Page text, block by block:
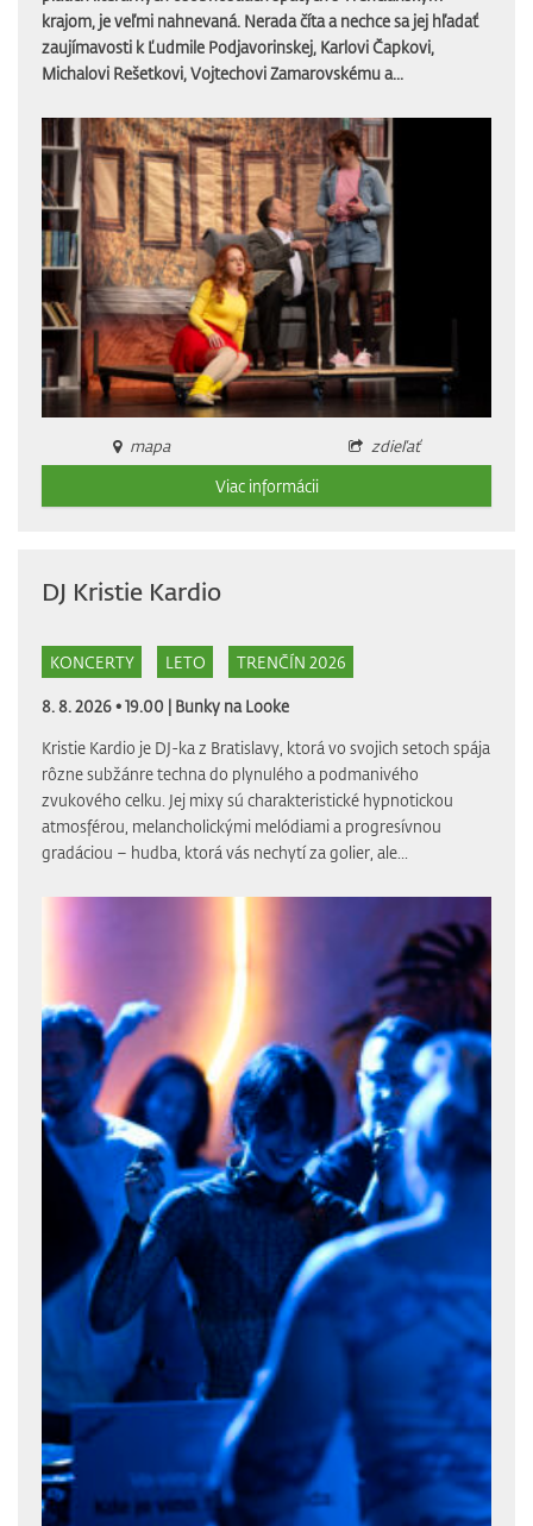
krajom, je veľmi nahnevaná. Nerada číta a nechce sa jej hľadať
zaujímavosti k Ľudmile Podjavorinskej, Karlovi Čapkovi,
Michalovi Rešetkovi, Vojtechovi Zamarovskému a...
mapa
zdieľať
Viac informácii
DJ Kristie Kardio
KONCERTY LETO TRENČÍN 2026
8. 8. 2026 • 19.00 | Bunky na Looke
Kristie Kardio je DJ-ka z Bratislavy, ktorá vo svojich setoch spája
rôzne subžánre techna do plynulého a podmanivého
zvukového celku. Jej mixy sú charakteristické hypnotickou
atmosférou, melancholickými melódiami a progresívnou
gradáciou – hudba, ktorá vás nechytí za golier, ale...